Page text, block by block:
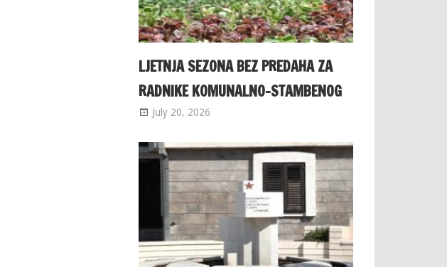
LJETNJA SEZONA BEZ PREDAHA ZA
RADNIKE KOMUNALNO-STAMBENOG
July 20, 2026